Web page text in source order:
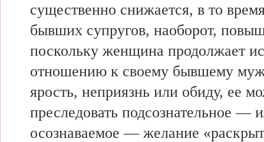
существенно снижается, в то
бывших супругов, наоборот,
поскольку женщина продолжает
отношению к своему бывшему
ярость, неприязнь или обиду, ее
преследовать подсознательное —
осознаваемое — желание